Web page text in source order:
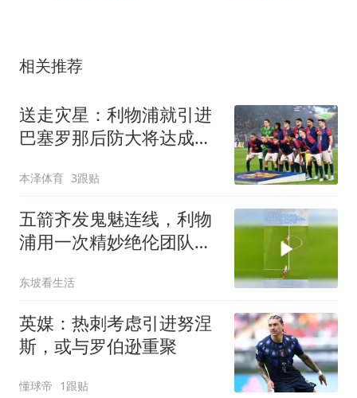
相关推荐
送走灾星：利物浦就引进
巴塞罗那后防大将达成协
本泽体育 3跟贴
五箭齐发鬼魅连线，利物
浦用一次精妙绝伦团队配
东坡看生活
英媒：热刺考虑引进努涅
斯，或与罗伯逊重聚
懂球帝 1跟贴